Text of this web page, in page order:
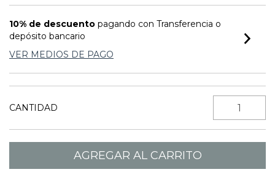
10% de descuento pagando con Transferencia o
depósito bancario
VER MEDIOS DE PAGO
CANTIDAD